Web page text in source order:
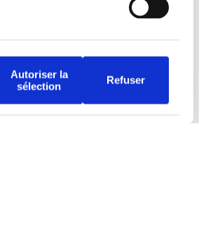
Autoriser la
sélection
Refuser
Avertissement